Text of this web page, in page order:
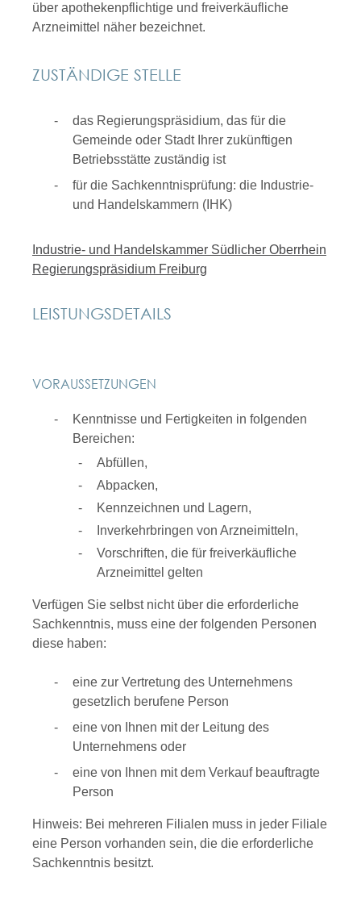
über apothekenpflichtige und freiverkäufliche
Arzneimittel näher bezeichnet.
ZUSTÄNDIGE STELLE
das Regierungspräsidium, das für die
Gemeinde oder Stadt Ihrer zukünftigen
Betriebsstätte zuständig ist
für die Sachkenntnisprüfung: die Industrie-
und Handelskammern (IHK)
Industrie- und Handelskammer Südlicher Oberrhein
Regierungspräsidium Freiburg
LEISTUNGSDETAILS
VORAUSSETZUNGEN
Kenntnisse und Fertigkeiten in folgenden
Bereichen:
Abfüllen,
Abpacken,
Kennzeichnen und Lagern,
Inverkehrbringen von Arzneimitteln,
Vorschriften, die für freiverkäufliche
Arzneimittel gelten
Verfügen Sie selbst nicht über die erforderliche
Sachkenntnis, muss eine der folgenden Personen
diese haben:
eine zur Vertretung des Unternehmens
gesetzlich berufene Person
eine von Ihnen mit der Leitung des
Unternehmens oder
eine von Ihnen mit dem Verkauf beauftragte
Person
Hinweis: Bei mehreren Filialen muss in jeder Filiale
eine Person vorhanden sein, die die erforderliche
Sachkenntnis besitzt.